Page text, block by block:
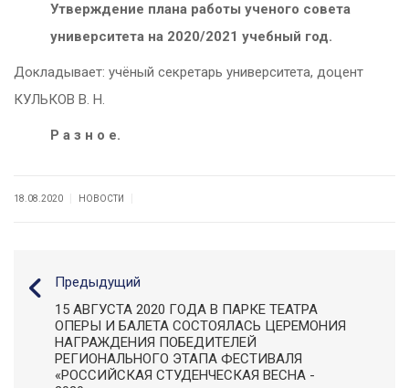
Утверждение плана работы ученого совета
университета на 2020/2021 учебный год.
Докладывает: учёный секретарь университета, доцент
КУЛЬКОВ В. Н.
Р а з н о е.
18.08.2020 НОВОСТИ
Предыдущий
15 АВГУСТА 2020 ГОДА В ПАРКЕ ТЕАТРА
ОПЕРЫ И БАЛЕТА СОСТОЯЛАСЬ ЦЕРЕМОНИЯ
НАГРАЖДЕНИЯ ПОБЕДИТЕЛЕЙ
РЕГИОНАЛЬНОГО ЭТАПА ФЕСТИВАЛЯ
«РОССИЙСКАЯ СТУДЕНЧЕСКАЯ ВЕСНА -